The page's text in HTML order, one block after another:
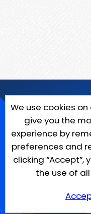
We use cookies
give you the
experience by
preferences and
clicking “Accept”,
the use of